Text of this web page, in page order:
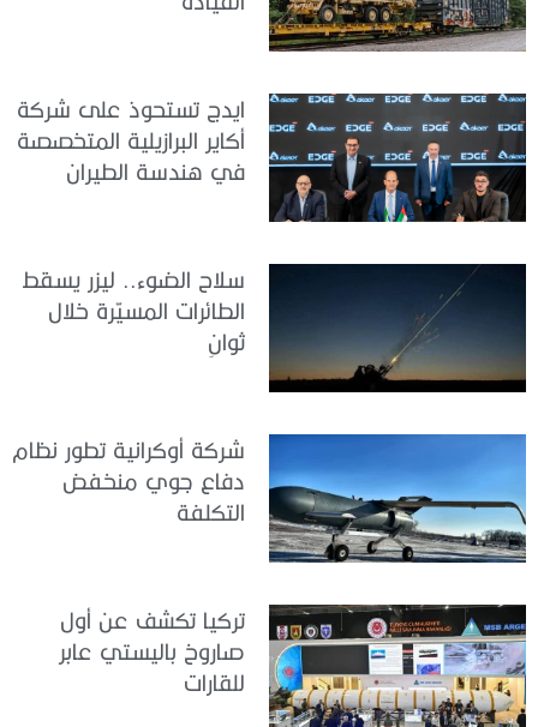
ايدج تستحوذ على شركة
أكاير البرازيلية المتخصصة
في هندسة الطيران
سلاح الضوء.. ليزر يسقط
الطائرات المسيّرة خلال
ثوانٍ
شركة أوكرانية تطور نظام
دفاع جوي منخفض
التكلفة
تركيا تكشف عن أول
صاروخ باليستي عابر
للقارات